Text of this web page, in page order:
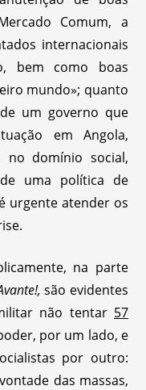
Comum, a
internacionais
bem como boas
mundo»; quanto
um governo que
em Angola,
no domínio social,
uma política de
urgente atender os
na parte
são evidentes
não tentar 57
por um lado, e
por outro:
das massas,